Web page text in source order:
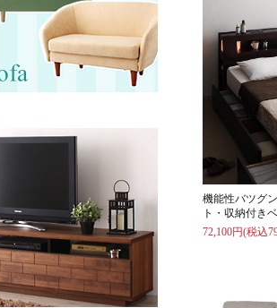
機能性バツグ
ト・収納付き
72,100円(税込